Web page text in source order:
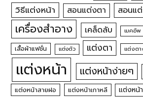
วิธีแต่งหน้า สอนแต่งตา สอนแ
เครื่องสำอาง เคล็ดลับ เมคอัพ
เสื้อผ้าแฟชั่น แต่งตัว แต่งตา แต่งต
แต่งหน้า แต่งหน้าง่ายๆ
แต่งหน้าสายฝอ แต่งหน้าเกาหลี แต่งหน้